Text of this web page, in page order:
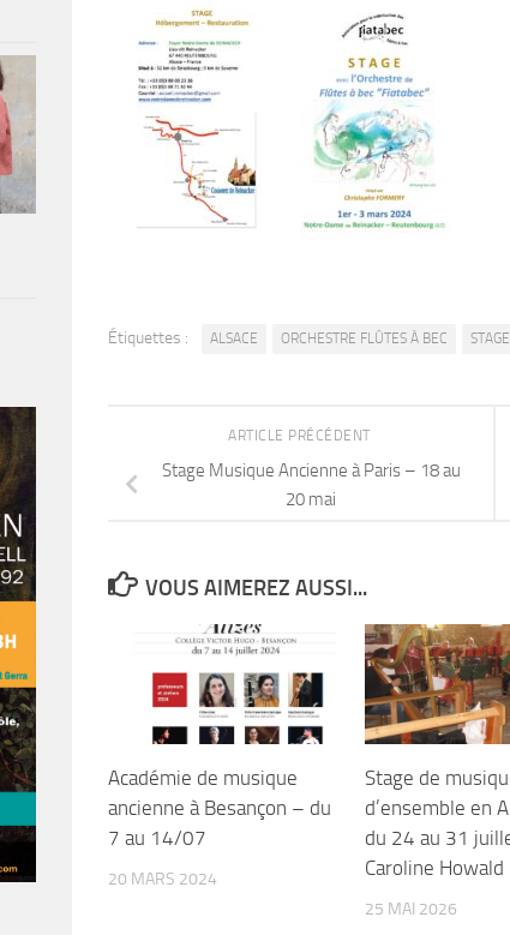
Étiquettes : ALSACE ORCHESTRE FLÛTES À BEC
ARTICLE PRÉCÉDENT
Stage Musique Ancienne à Paris – 18 au
20 mai
VOUS AIMEREZ AUSSI...
Académie de musique
ancienne à Besançon – du
7 au 14/07
20 MARS 2024
Stage de
d’ensemble en
du 24 au 31
Caroline Howald
25 MAI 2026